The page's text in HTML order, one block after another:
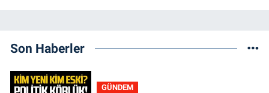
Son Haberler
GÜNDEM